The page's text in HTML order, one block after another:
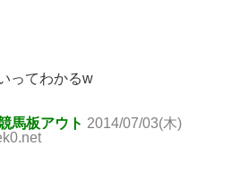
ってわかるw
馬板アウト 2014/07/03(木)